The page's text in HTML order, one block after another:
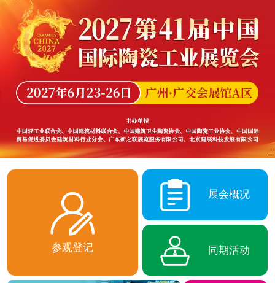
参观登记
展会概况
同期活动